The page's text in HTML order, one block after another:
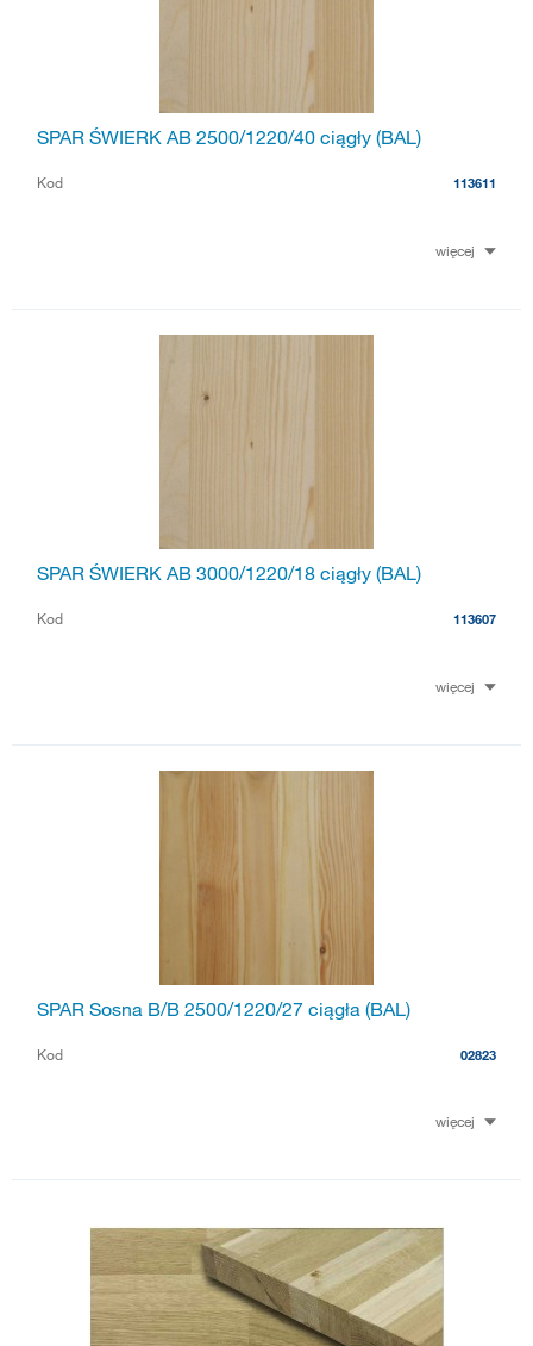
SPAR ŚWIERK AB 2500/1220/40 ciągły (BAL)
Kod 113611
więcej
SPAR ŚWIERK AB 3000/1220/18 ciągły (BAL)
Kod 113607
więcej
SPAR Sosna B/B 2500/1220/27 ciągła (BAL)
Kod 02823
więcej